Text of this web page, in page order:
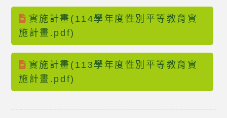
實施計畫(114學年度性別平等教育實
施計畫.pdf)
實施計畫(113學年度性別平等教育實
施計畫.pdf)